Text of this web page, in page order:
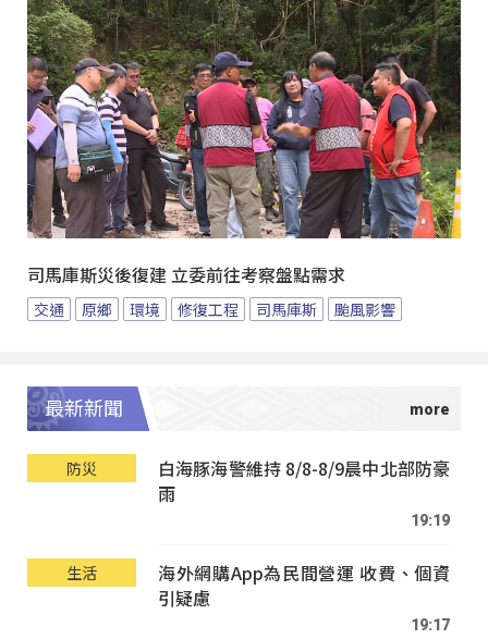
司馬庫斯災後復建 立委前往考察盤點需求
交通 原鄉 環境 修復工程 司馬庫斯 颱風影響
最新新聞
防災
白海豚海警維持 8/8-8/9晨中北部防豪
雨
19:19
生活
海外網購App為民間營運 收費、個資
引疑慮
19:17